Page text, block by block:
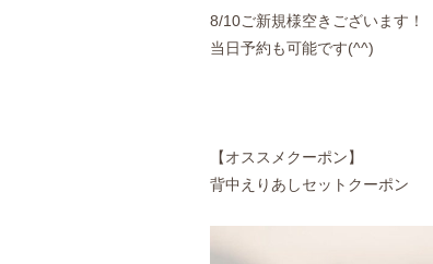
8/10ご新規様空きございます！
当日予約も可能です(^^)
【オススメクーポン】
背中えりあしセットクーポン